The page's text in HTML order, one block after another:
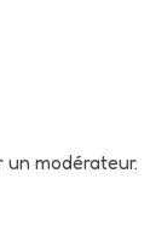
modérateur.